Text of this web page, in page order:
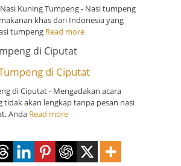
Kuning Tumpeng - Nasi tumpeng
khas dari Indonesia yang
tumpeng Read more
di Ciputat
di Ciputat - Mengadakan acara
tidak akan lengkap tanpa pesan nasi
Anda Read more